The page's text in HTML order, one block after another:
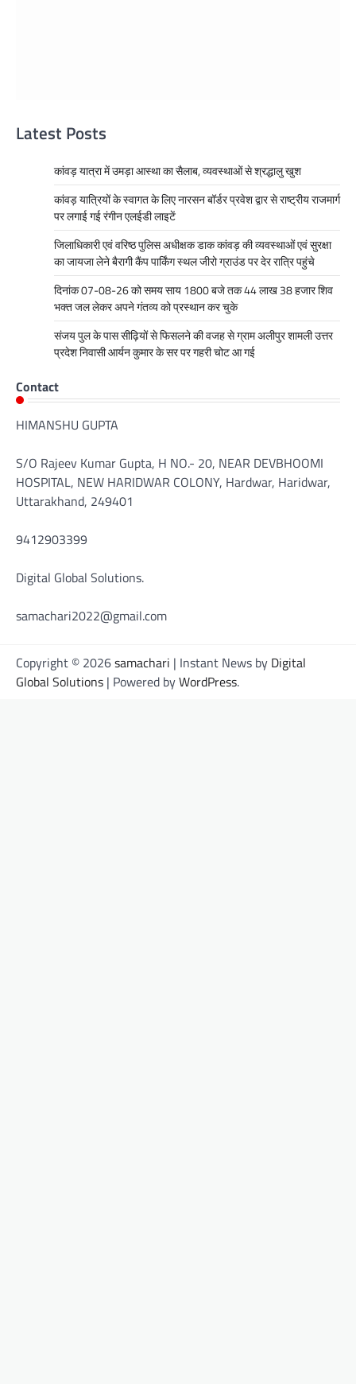
Latest Posts
कांवड़ यात्रा में उमड़ा आस्था का सैलाब, व्यवस्थाओं से श्रद्धालु खुश
कांवड़ यात्रियों के स्वागत के लिए नारसन बॉर्डर प्रवेश द्वार से राष्ट्रीय राजमार्ग
पर लगाई गई रंगीन एलईडी लाइटें
जिलाधिकारी एवं वरिष्ठ पुलिस अधीक्षक डाक कांवड़ की व्यवस्थाओं एवं सुरक्षा
का जायजा लेने बैरागी कैंप पार्किंग स्थल जीरो ग्राउंड पर देर रात्रि पहुंचे
दिनांक 07-08-26 को समय साय 1800 बजे तक 44 लाख 38 हजार शिव
भक्त जल लेकर अपने गंतव्य को प्रस्थान कर चुके
संजय पुल के पास सीढ़ियों से फिसलने की वजह से ग्राम अलीपुर शामली उत्तर
प्रदेश निवासी आर्यन कुमार के सर पर गहरी चोट आ गई
Contact
HIMANSHU GUPTA
S/O Rajeev Kumar Gupta, H NO.- 20, NEAR DEVBHOOMI
HOSPITAL, NEW HARIDWAR COLONY, Hardwar, Haridwar,
Uttarakhand, 249401
9412903399
Digital Global Solutions.
samachari2022@gmail.com
Copyright © 2026samachari | Instant News by Digital
Global Solutions | Powered byWordPress.